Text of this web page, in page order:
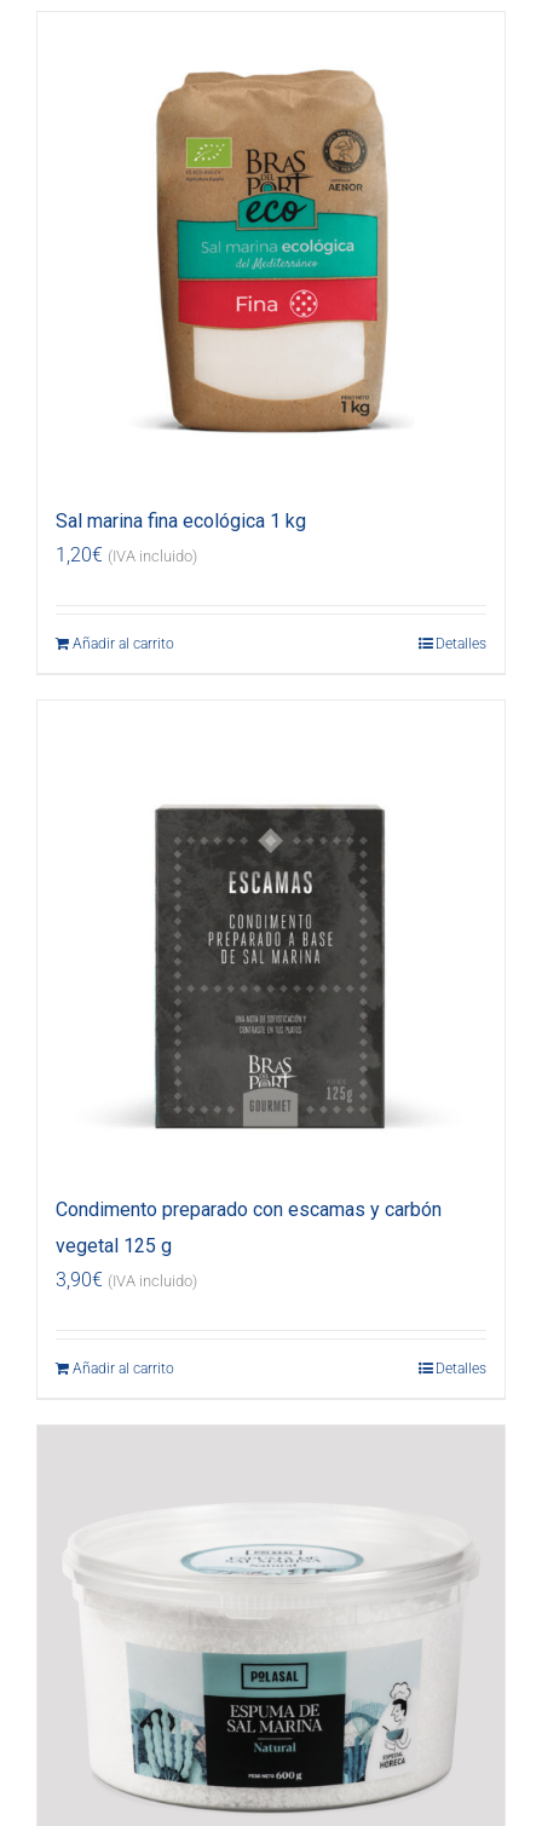
Sal marina fina ecológica 1 kg
1,20€ (IVA incluido)
Añadir al carrito Detalles
Condimento preparado con escamas y carbón
vegetal 125 g
3,90€ (IVA incluido)
Añadir al carrito Detalles